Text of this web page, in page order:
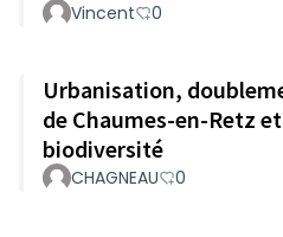
Vincent 0
Urbanisation,
de Chaumes-en-Retz et impacts sur la
biodiversité
CHAGNEAU 0